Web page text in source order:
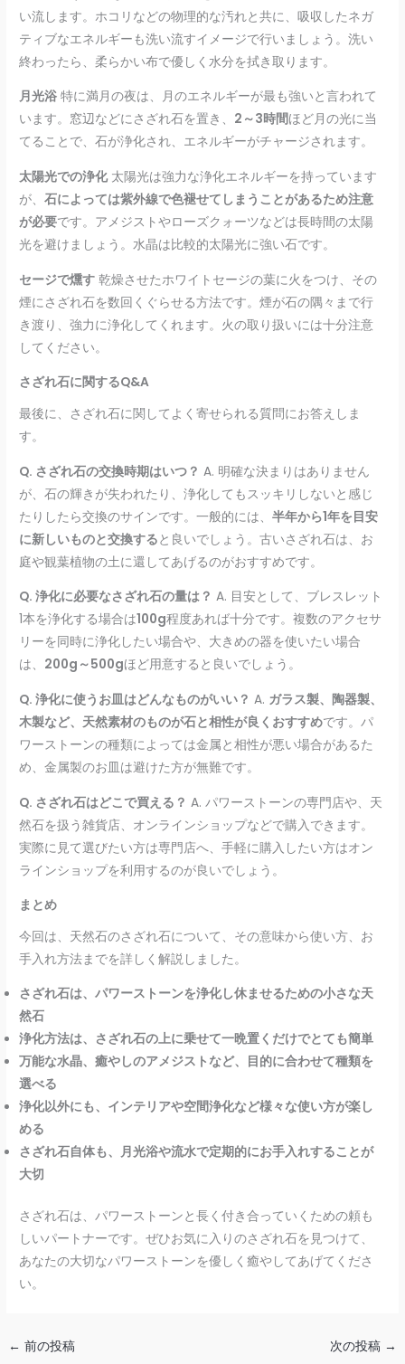
い流します。ホコリなどの物理的な汚れと共に、吸収したネガ
ティブなエネルギーも洗い流すイメージで行いましょう。洗い
終わったら、柔らかい布で優しく水分を拭き取ります。
月光浴 特に満月の夜は、月のエネルギーが最も強いと言われて
います。窓辺などにさざれ石を置き、 2～3時間ほど月の光に当
てることで、石が浄化され、エネルギーがチャージされます。
太陽光での浄化太陽光は強力な浄化エネルギーを持っています
が、石によっては紫外線で色褪せてしまうことがあるため注意
が必要です。アメジストやローズクォーツなどは長時間の太陽
光を避けましょう。水晶は比較的太陽光に強い石です。
セージで燻す 乾燥させたホワイトセージの葉に火をつけ、その
煙にさざれ石を数回くぐらせる方法です。煙が石の隅々まで行
き渡り、強力に浄化してくれます。火の取り扱いには十分注意
してください。
さざれ石に関するQ&A
最後に、さざれ石に関してよく寄せられる質問にお答えしま
す。
Q. さざれ石の交換時期はいつ？ A. 明確な決まりはありません
が、石の輝きが失われたり、浄化してもスッキリしないと感じ
たりしたら交換のサインです。一般的には、半年から1年を目安
に新しいものと交換すると良いでしょう。古いさざれ石は、お
庭や観葉植物の土に還してあげるのがおすすめです。
Q.浄化に必要なさざれ石の量は？ A. 目安として、ブレスレット
1本を浄化する場合は100g程度あれば十分です。複数のアクセサ
リーを同時に浄化したい場合や、大きめの器を使いたい場合
は、 200g～500gほど用意すると良いでしょう。
Q.浄化に使うお皿はどんなものがいい？ A. ガラス製、陶器製、
木製など、天然素材のものが石と相性が良くおすすめです。パ
ワーストーンの種類によっては金属と相性が悪い場合があるた
め、金属製のお皿は避けた方が無難です。
Q. さざれ石はどこで買える？ A. パワーストーンの専門店や、天
然石を扱う雑貨店、オンラインショップなどで購入できます。
実際に見て選びたい方は専門店へ、手軽に購入したい方はオン
ラインショップを利用するのが良いでしょう。
まとめ
今回は、天然石のさざれ石について、その意味から使い方、お
手入れ方法までを詳しく解説しました。
さざれ石は、パワーストーンを浄化し休ませるための小さな天
然石
浄化方法は、さざれ石の上に乗せて一晩置くだけでとても簡単
万能な水晶、癒やしのアメジストなど、目的に合わせて種類を
選べる
浄化以外にも、インテリアや空間浄化など様々な使い方が楽し
める
さざれ石自体も、月光浴や流水で定期的にお手入れすることが
大切
さざれ石は、パワーストーンと長く付き合っていくための頼も
しいパートナーです。ぜひお気に入りのさざれ石を見つけて、
あなたの大切なパワーストーンを優しく癒やしてあげてくださ
い。
← 前の投稿 次の投稿 →